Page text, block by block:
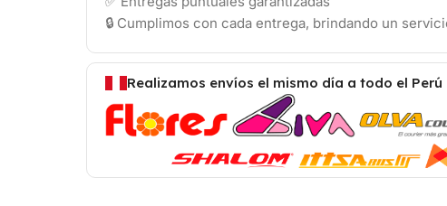
🔒 Cumplimos con cada entrega, brindando un
Realizamos envíos el mismo día a todo el Perú